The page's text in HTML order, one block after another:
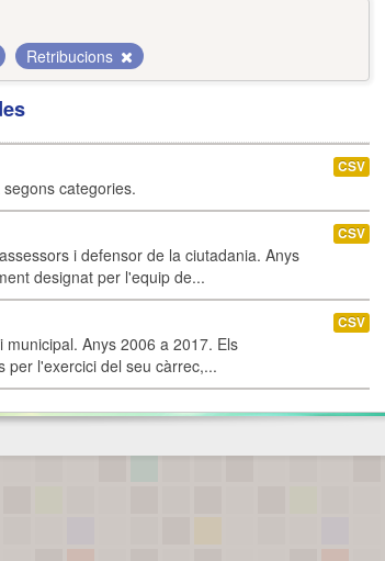
Retribucions
categories.
CSV
i defensor de la ciutadania. Anys
designat per l'equip de...
CSV
Anys 2006 a 2017. Els
per l'exercici del seu càrrec,...
CSV